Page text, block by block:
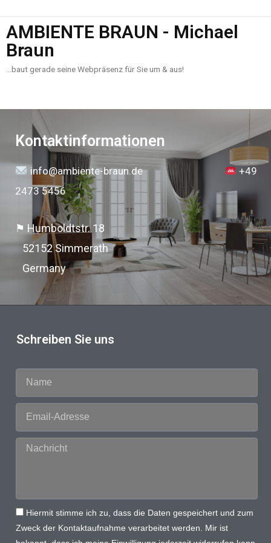
AMBIENTE BRAUN - Michael
Braun
…baut gerade seine Webpräsenz für Sie um & aus!
Kontaktinformationen
info@ambiente-braun.de
+49
2473 5456
⚑ Humboldtstr. 18
52152 Simmerath
Germany
Schreiben Sie uns
Hiermit stimme ich zu, dass die Daten gespeichert und zum
Zweck der Kontaktaufnahme verarbeitet werden. Mir ist